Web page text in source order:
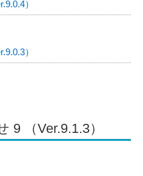
）
）
9 （Ver.9.1.3）